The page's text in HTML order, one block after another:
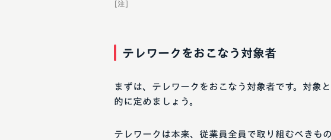
[注]
テレワークをおこなう対象者
まずは、テレワークをおこなう対象者です。対象
的に定めましょう。
テレワークは本来、従業員全員で取り組むべきも